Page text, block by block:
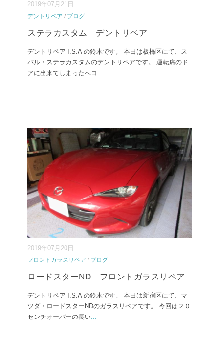
2019年07月21日
デントリペア / ブログ
ステラカスタム デントリペア
デントリペア I.S.A の鈴木です。 本日は板橋区にて、ス
バル・ステラカスタムのデントリペアです。 運転席のド
アに出来てしまったヘコ ...
2019年07月20日
フロントガラスリペア / ブログ
ロードスターND フロントガラスリペア
デントリペア I.S.A の鈴木です。 本日は新宿区にて、マ
ツダ・ロードスターNDのガラスリペアです。 今回は２０
センチオーバーの長い...